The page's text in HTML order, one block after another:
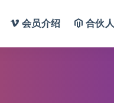
会员介绍 合伙人